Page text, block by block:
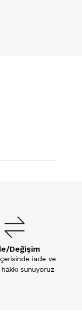
Değişim
iade ve
sunuyoruz